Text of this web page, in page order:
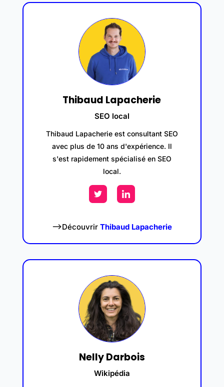
Thibaud Lapacherie
SEO local
Thibaud Lapacherie est consultant SEO
avec plus de 10 ans d'expérience. Il
s'est rapidement spécialisé en SEO
local.
–>Découvrir Thibaud Lapacherie
Nelly Darbois
Wikipédia